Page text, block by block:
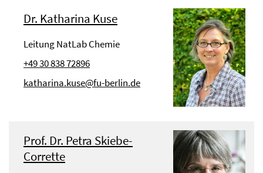
Dr. Katharina Kuse
Leitung NatLab Chemie
+49 30 838 72896
katharina.kuse@fu-berlin.de
Prof. Dr. Petra Skiebe-
Corrette